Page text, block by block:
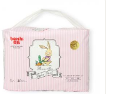
respiráveis macias,
preço de atacado